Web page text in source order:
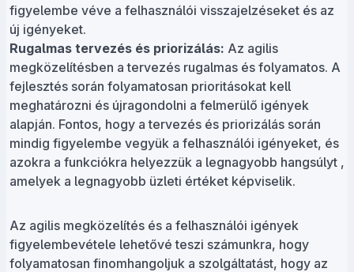
figyelembe véve a felhasználói visszajelzéseket és az
új igényeket.
Rugalmas tervezés és priorizálás: Az agilis
megközelítésben a tervezés rugalmas és folyamatos. A
fejlesztés során folyamatosan prioritásokat kell
meghatározni és újragondolni a felmerülő igények
alapján. Fontos, hogy a tervezés és priorizálás során
mindig figyelembe vegyük a felhasználói igényeket, és
azokra a funkciókra helyezzük a legnagyobb hangsúlyt ,
amelyek a legnagyobb üzleti értéket képviselik.
Az agilis megközelítés és a felhasználói igények
figyelembevétele lehetővé teszi számunkra, hogy
folyamatosan finomhangoljuk a szolgáltatást, hogy az